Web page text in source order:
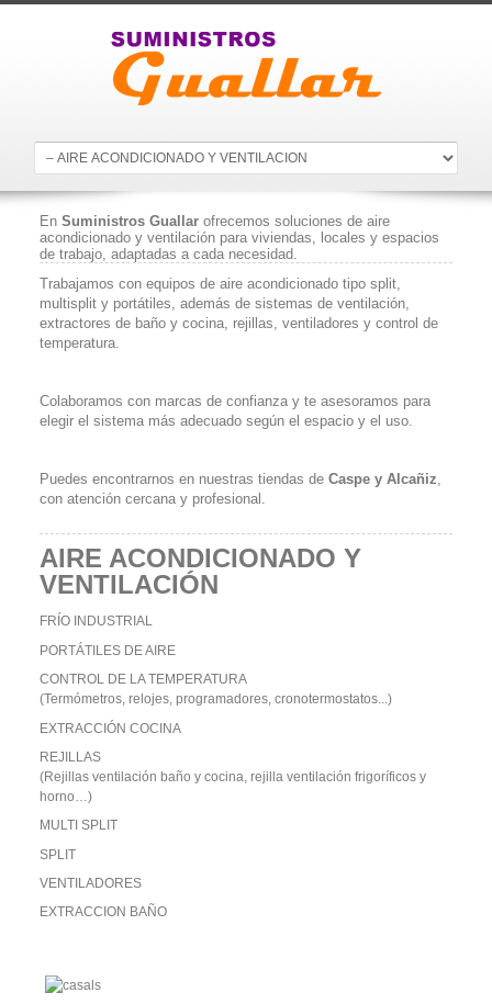
EnSuministros Guallar ofrecemos soluciones de aire
acondicionado y ventilación para viviendas, locales y espacios
de trabajo, adaptadas a cada necesidad.
Trabajamos con equipos de aire acondicionado tipo split,
multisplit y portátiles, además de sistemas de ventilación,
extractores de baño y cocina, rejillas, ventiladores y control de
temperatura.
Colaboramos con marcas de confianza y te asesoramos para
elegir el sistema más adecuado según el espacio y el uso.
Puedes encontrarnos en nuestras tiendas deCaspe y Alcañiz
con atención cercana y profesional.
AIRE ACONDICIONADO Y
VENTILACIÓN
FRÍO INDUSTRIAL
PORTÁTILES DE AIRE
CONTROL DE LA TEMPERATURA
(Termómetros, relojes, programadores, cronotermostatos...)
EXTRACCIÓN COCINA
REJILLAS
(Rejillas ventilación baño y cocina, rejilla ventilación frigoríficos y
horno…)
MULTI SPLIT
SPLIT
VENTILADORES
EXTRACCION BAÑO